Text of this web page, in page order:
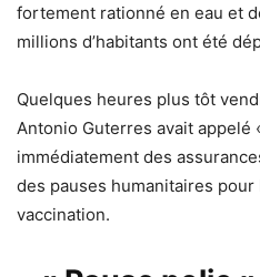
fortement rationné en eau et
millions d’habitants ont été
Quelques heures plus tôt
Antonio Guterres avait
immédiatement des
des pauses humanitaires pour
vaccination.